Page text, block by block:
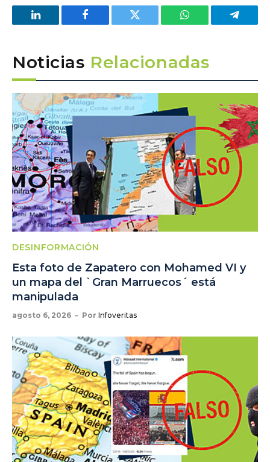
LinkedIn Facebook Twitter WhatsApp
Noticias Relacionadas
DESINFORMACIÓN
Esta foto de Zapatero con Mohamed VI y
un mapa del `Gran Marruecos´ está
manipulada
agosto 6, 2026 Por Infoveritas